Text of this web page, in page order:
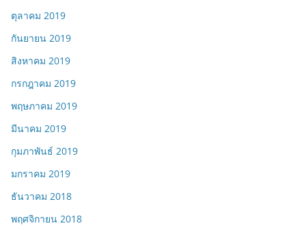
ตุลาคม 2019
กันยายน 2019
สิงหาคม 2019
กรกฎาคม 2019
พฤษภาคม 2019
มีนาคม 2019
กุมภาพันธ์ 2019
มกราคม 2019
ธันวาคม 2018
พฤศจิกายน 2018